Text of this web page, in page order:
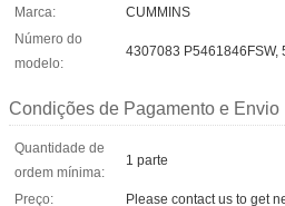
Marca:
CUMMINS
Número do
modelo:
4307083 P5461846FSW,
Condições de Pagamento e Envio
Quantidade de
ordem mínima:
1 parte
Preço:
Please contact us to get